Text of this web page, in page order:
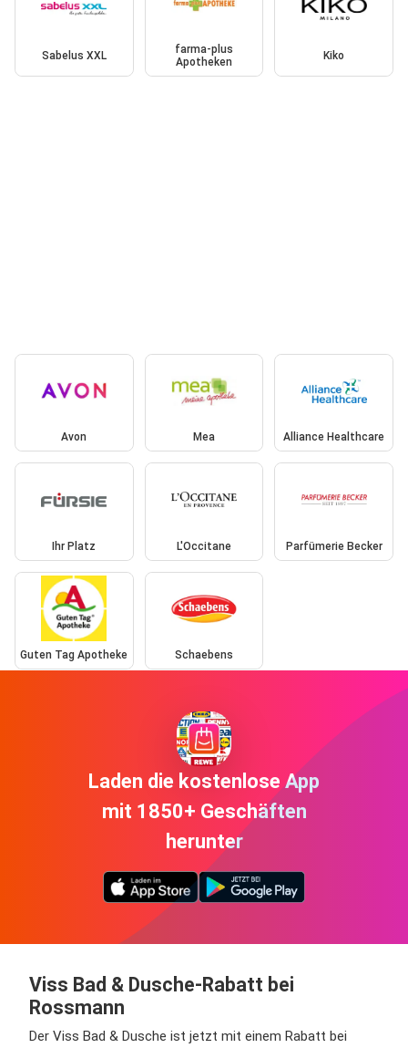
Sabelus XXL
farma-plus
Apotheken
Kiko
Avon Mea Alliance Healthcare
Ihr Platz L'Occitane Parfümerie Becker
Guten Tag Apotheke Schaebens
Laden die kostenlose App
mit 1850+ Geschäften
herunter
Viss Bad & Dusche-Rabatt bei
Rossmann
Der Viss Bad & Dusche ist jetzt mit einem Rabatt bei